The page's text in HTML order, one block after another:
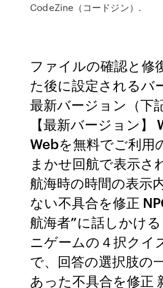
CodeZine（コードジン）.
ファイルの確認と修
た後に設定されるバ
最新バージョン（下
【最新バージョン】
Webを無料でご利用
まかせ回航で表示さ
航海時の時間の表示
ない不具合を修正
航海者”に話しかけ
ニゲームの４択クイ
で、回答の選択肢の
あった不具合を修正